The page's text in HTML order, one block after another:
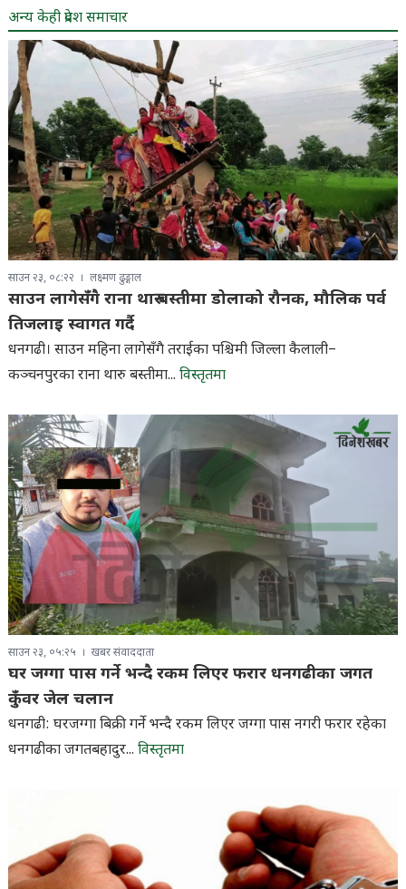
अन्य केही प्रदेश समाचार
साउन २३, ०८:२२ लक्ष्मण ढुङ्गाल
साउन लागेसँगै राना थारु बस्तीमा डोलाको रौनक, मौलिक पर्व
तिजलाइ स्वागत गर्दै
धनगढी। साउन महिना लागेसँगै तराईका पश्चिमी जिल्ला कैलाली–
कञ्चनपुरका राना थारु बस्तीमा... विस्तृतमा
साउन २३, ०५:२५ खबर संवाददाता
घर जग्गा पास गर्ने भन्दै रकम लिएर फरार धनगढीका जगत
कुँवर जेल चलान
धनगढी: घरजग्गा बिक्री गर्ने भन्दै रकम लिएर जग्गा पास नगरी फरार रहेका
धनगढीका जगतबहादुर... विस्तृतमा